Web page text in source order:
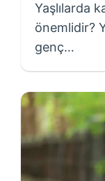
Yaşlılarda
önemlidir?
genç…